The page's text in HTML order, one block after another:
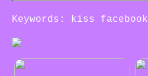
Keywords: kiss facebook